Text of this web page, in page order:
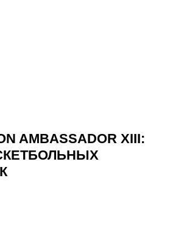
AMBASSADOR XIII: